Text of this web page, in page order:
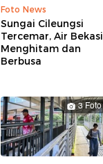
Foto News
Sungai Cileungsi
Tercemar, Air Bekasi
Menghitam dan
Berbusa
3 Foto